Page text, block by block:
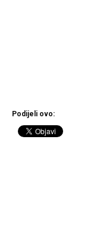
Podijeli ovo: